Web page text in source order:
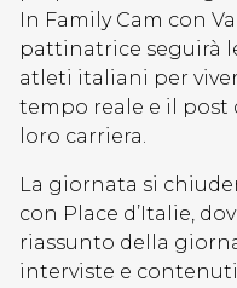
In Family Cam con
pattinatrice seguirà
atleti italiani per
tempo reale e il post
loro carriera.
La giornata si
con Place d’Italie,
riassunto della
interviste e